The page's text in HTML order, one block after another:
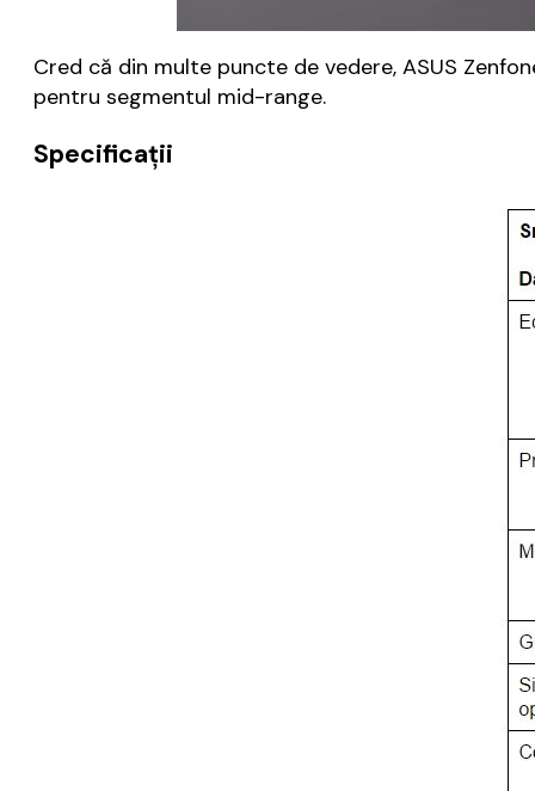
Cred că din multe puncte de vedere, ASUS
pentru segmentul mid-range.
Specificații